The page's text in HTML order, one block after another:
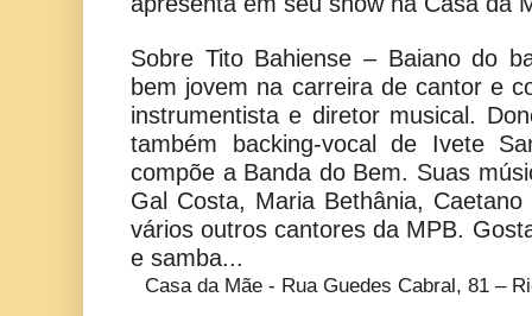
Sobre Tito Bahiense – Baiano do
bem jovem na carreira de cantor e
instrumentista e diretor musical.
também backing-vocal de Ivete
compõe a Banda do Bem. Suas
Gal Costa, Maria Bethânia,
vários outros cantores da MPB.
e samba...
Casa da Mãe - Rua Guedes Cabral, 81 –